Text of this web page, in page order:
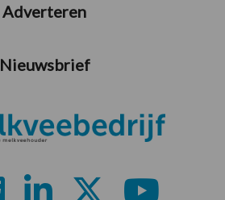
Adverteren
Nieuwsbrief